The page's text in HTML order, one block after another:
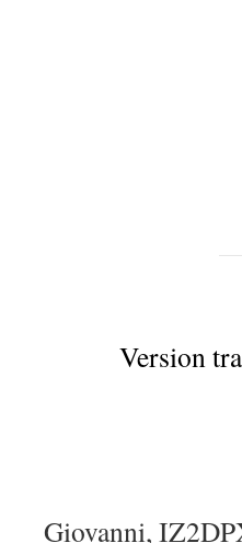
Version
Giovanni,